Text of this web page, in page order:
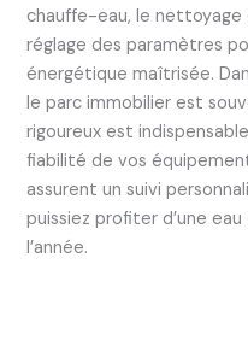
chauffe-eau, le
réglage des paramètres
énergétique maîtrisée.
le parc immobilier est
rigoureux est
fiabilité de vos
assurent un suivi
puissiez profiter d’une
l’année.